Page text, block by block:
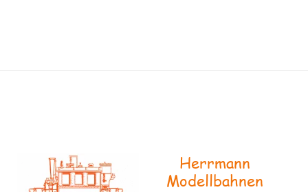
Herrmann
Modellbahnen